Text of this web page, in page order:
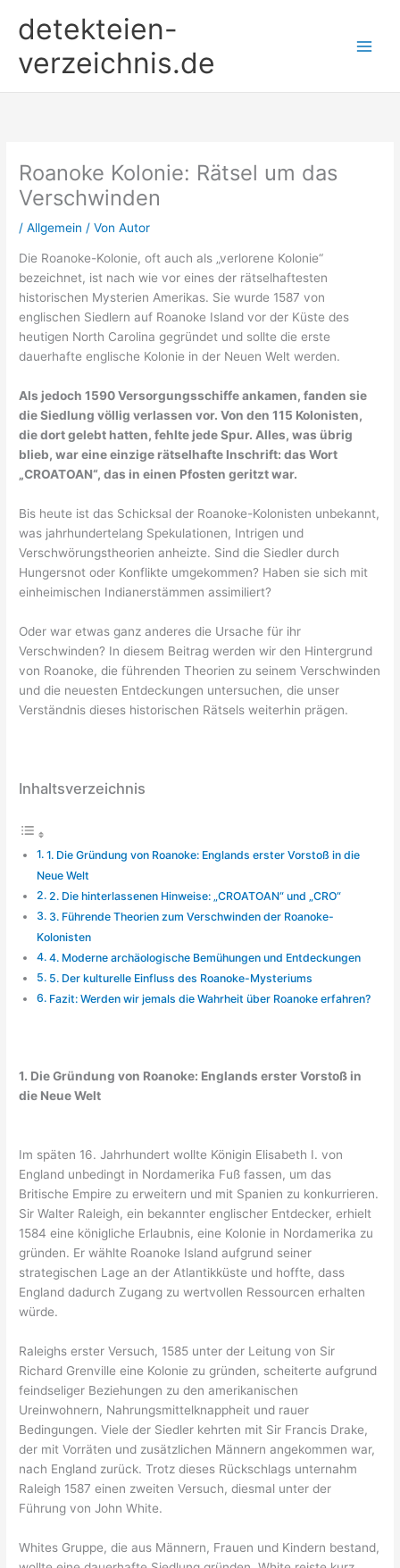
Inhaltdetekteien-
verzeichnis.de
Roanoke Kolonie: Rätsel um das
Verschwinden
/Allgemein / VonAutor
Die Roanoke-Kolonie, oft auch als „verlorene Kolonie“
bezeichnet, ist nach wie vor eines der rätselhaftesten
historischen Mysterien Amerikas. Sie wurde 1587 von
englischen Siedlern auf Roanoke Island vor der Küste des
heutigen North Carolina gegründet und sollte die erste
dauerhafte englische Kolonie in der Neuen Welt werden.
Als jedoch 1590 Versorgungsschiffe ankamen, fanden sie
die Siedlung völlig verlassen vor. Von den 115 Kolonisten,
die dort gelebt hatten, fehlte jede Spur. Alles, was übrig
blieb, war eine einzige rätselhafte Inschrift: das Wort
„CROATOAN“, das in einen Pfosten geritzt war.
Bis heute ist das Schicksal der Roanoke-Kolonisten unbekannt,
was jahrhundertelang Spekulationen, Intrigen und
Verschwörungstheorien anheizte. Sind die Siedler durch
Hungersnot oder Konflikte umgekommen? Haben sie sich mit
einheimischen Indianerstämmen assimiliert?
Oder war etwas ganz anderes die Ursache für ihr
Verschwinden? In diesem Beitrag werden wir den Hintergrund
von Roanoke, die führenden Theorien zu seinem Verschwinden
und die neuesten Entdeckungen untersuchen, die unser
Verständnis dieses historischen Rätsels weiterhin prägen.
Inhaltsverzeichnis
1. Die Gründung von Roanoke: Englands erster Vorstoß in die
Neue Welt
2. Die hinterlassenen Hinweise: „CROATOAN“ und „CRO“
3. Führende Theorien zum Verschwinden der Roanoke-
Kolonisten
4. Moderne archäologische Bemühungen und Entdeckungen
5. Der kulturelle Einfluss des Roanoke-Mysteriums
Fazit: Werden wir jemals die Wahrheit über Roanoke erfahren?
1. Die Gründung von Roanoke: Englands erster Vorstoß in
die Neue Welt
Im späten 16. Jahrhundert wollte Königin Elisabeth I. von
England unbedingt in Nordamerika Fuß fassen, um das
Britische Empire zu erweitern und mit Spanien zu konkurrieren.
Sir Walter Raleigh, ein bekannter englischer Entdecker, erhielt
1584 eine königliche Erlaubnis, eine Kolonie in Nordamerika zu
gründen. Er wählte Roanoke Island aufgrund seiner
strategischen Lage an der Atlantikküste und hoffte, dass
England dadurch Zugang zu wertvollen Ressourcen erhalten
würde.
Raleighs erster Versuch, 1585 unter der Leitung von Sir
Richard Grenville eine Kolonie zu gründen, scheiterte aufgrund
feindseliger Beziehungen zu den amerikanischen
Ureinwohnern, Nahrungsmittelknappheit und rauer
Bedingungen. Viele der Siedler kehrten mit Sir Francis Drake,
der mit Vorräten und zusätzlichen Männern angekommen war,
nach England zurück. Trotz dieses Rückschlags unternahm
Raleigh 1587 einen zweiten Versuch, diesmal unter der
Führung von John White.
Whites Gruppe, die aus Männern, Frauen und Kindern bestand,